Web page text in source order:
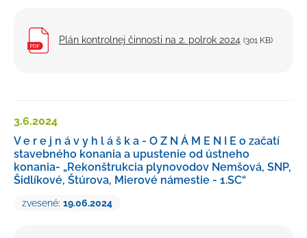
Plán kontrolnej činnosti na 2. polrok 2024 (301 KB)
3.6.2024
V e r e j n á v y h l á š k a - O Z N Á M E N I E o začatí
stavebného konania a upustenie od ústneho
konania- „Rekonštrukcia plynovodov Nemšová, SNP,
Šidlíkové, Štúrova, Mierové námestie - 1.SC“
zvesené: 19.06.2024